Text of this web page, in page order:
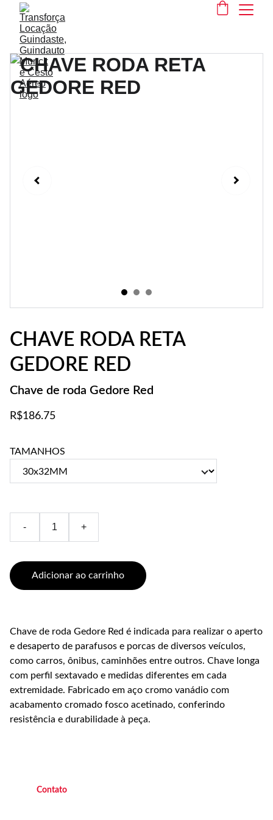
CHAVE RODA RETA
GEDORE RED
Chave de roda Gedore Red
R$186.75
TAMANHOS
- +
Adicionar ao carrinho
Chave de roda Gedore Red é indicada para realizar o aperto
e desaperto de parafusos e porcas de diversos veículos,
como carros, ônibus, caminhões entre outros. Chave longa
com perfil sextavado e medidas diferentes em cada
extremidade. Fabricado em aço cromo vanádio com
acabamento cromado fosco acetinado, conferindo
resistência e durabilidade à peça.
Contato